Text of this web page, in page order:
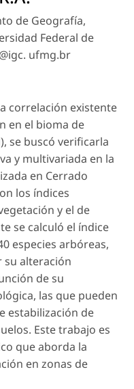
de Geografía,
Federal de
ufmg.br
correlación existente
en el bioma de
se buscó verificarla
y multivariada en la
en Cerrado
los índices
y el de
se calculó el índice
especies arbóreas,
su alteración
de su
las que pueden
estabilización de
Este trabajo es
que aborda la
en zonas de